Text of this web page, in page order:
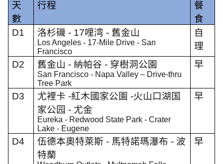
天
數
行程
餐
食
D1
洛杉磯 - 17哩湾 - 舊金山
Los Angeles - 17-Mile Drive - San
Francisco
自
理
D2
舊金山 -納帕谷- 穿樹洞公園
San Francisco - Napa Valley – Drive-thru
Tree Park
早
D3 尤裡卡 -紅木國家公園 -火山口湖国
家公园 - 尤金
Eureka - Redwood State Park - Crater
Lake - Eugene
早
D4 伍德本奧特萊斯 - 馬特諾瑪瀑布- 波
特蘭
早